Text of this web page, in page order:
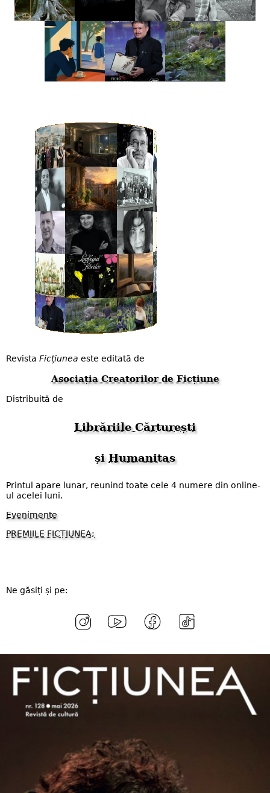
Revista Ficțiunea este editată de
Asociația Creatorilor de Ficțiune
Distribuită de
Librăriile Cărturești
șiHumanitas
Printul apare lunar, reunind toate cele 4 numere din online-
ul acelei luni.
Evenimente
PREMIILE FICȚIUNEA;
Ne găsiți și pe: